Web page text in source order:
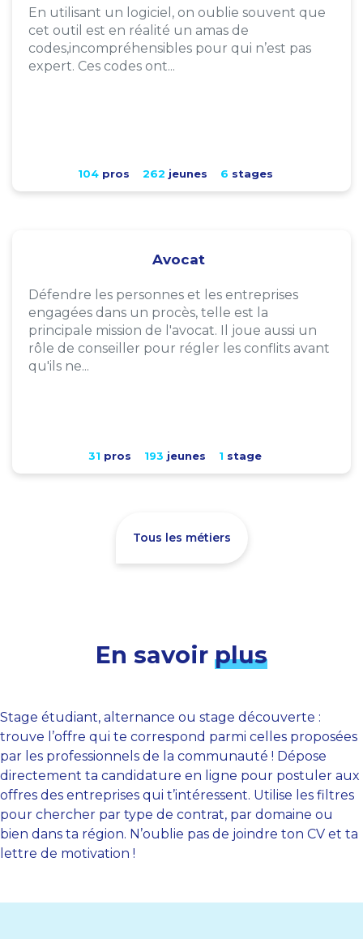
En utilisant un logiciel, on oublie souvent que
cet outil est en réalité un amas de
codes,incompréhensibles pour qui n’est pas
expert. Ces codes ont...
104pros 262 jeunes 6 stages
Avocat
Défendre les personnes et les entreprises
engagées dans un procès, telle est la
principale mission de l'avocat. Il joue aussi un
rôle de conseiller pour régler les conflits avant
qu'ils ne...
31 pros 193 jeunes 1 stage
Tous les métiers
En savoir plus
Stage étudiant, alternance ou stage découverte :
trouve l’offre qui te correspond parmi celles proposées
par les professionnels de la communauté ! Dépose
directement ta candidature en ligne pour postuler aux
offres des entreprises qui t’intéressent. Utilise les filtres
pour chercher par type de contrat, par domaine ou
bien dans ta région. N’oublie pas de joindre ton CV et ta
lettre de motivation !